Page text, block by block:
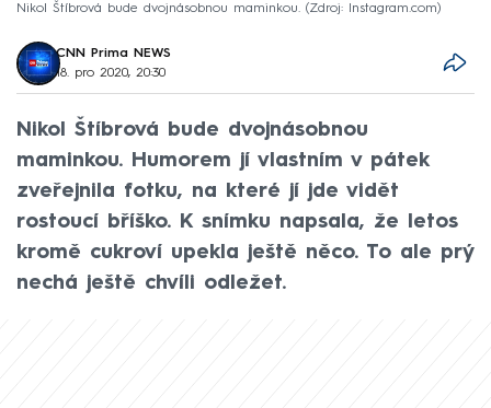
Nikol Štíbrová bude dvojnásobnou maminkou. Zdroj: Instagram.com
CNN Prima NEWS
18. pro 2020, 20:30
Nikol Štíbrová bude dvojnásobnou
maminkou. Humorem jí vlastním v pátek
zveřejnila fotku, na které jí jde vidět
rostoucí bříško. K snímku napsala, že letos
kromě cukroví upekla ještě něco. To ale prý
nechá ještě chvíli odležet.